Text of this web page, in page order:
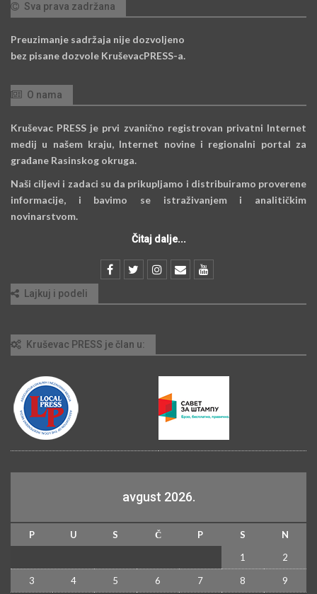
Sva prava zadržana
Preuzimanje sadržaja nije dozvoljeno
bez pisane dozvole KruševacPRESS-a.
O nama
Kruševac PRESS je prvi zvanično registrovan privatni Internet
medij u našem kraju, Internet novine i regionalni portal za
građane Rasinskog okruga.
Naši ciljevi i zadaci su da prikupljamo i distribuiramo proverene
informacije, i bavimo se istraživanjem i analitičkim
novinarstvom.
Čitaj dalje...
Lajkuj i podeli
Kruševac PRESS je član u:
avgust 2026.
P U S Č P S
N
1
2
3 4 5 6 7 8 9